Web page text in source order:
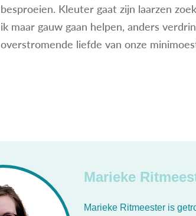
besproeien. Kleuter gaat zijn laarzen
ik maar gauw gaan helpen, anders
overstromende liefde van onze
Marieke
Marieke Ritmeester is